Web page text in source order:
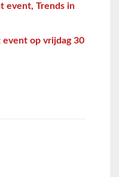
event, Trends in
op vrijdag 30